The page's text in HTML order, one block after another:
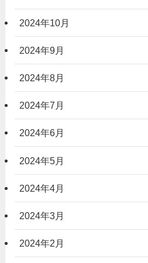
2024年10月
2024年9月
2024年8月
2024年7月
2024年6月
2024年5月
2024年4月
2024年3月
2024年2月